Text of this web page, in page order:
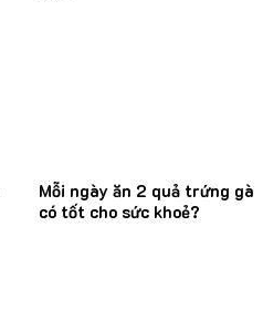
Mỗi ngày ăn 2 quả trứng gà
có tốt cho sức khoẻ?